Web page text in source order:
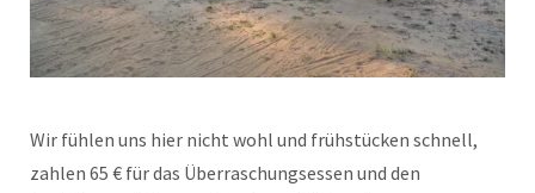
Wir fühlen uns hier nicht wohl und frühstücken schnell,
zahlen 65 € für das Überraschungsessen und den